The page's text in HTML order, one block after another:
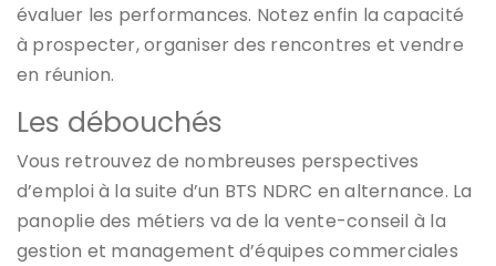
évaluer les performances. Notez enfin la capacité
à prospecter, organiser des rencontres et vendre
en réunion.
Les débouchés
Vous retrouvez de nombreuses perspectives
d’emploi à la suite d’un BTS NDRC en alternance. La
panoplie des métiers va de la vente-conseil à la
gestion et management d’équipes commerciales